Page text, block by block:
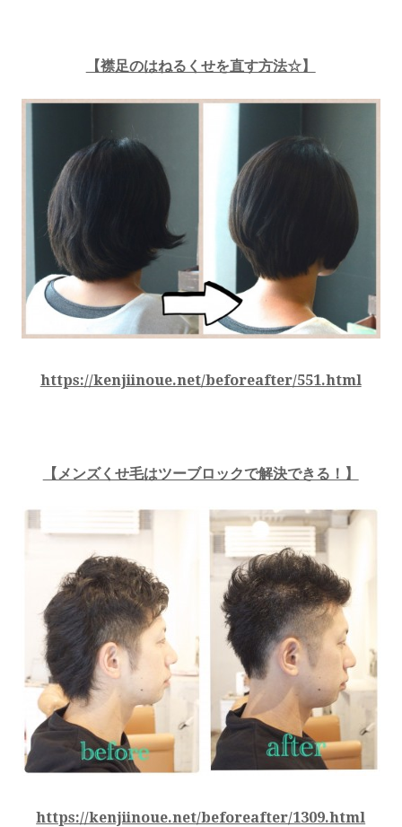
【襟足のはねるくせを直す方法☆】
https://kenjiinoue.net/beforeafter/551.html
【メンズくせ毛はツーブロックで解決できる！】
https://kenjiinoue.net/beforeafter/1309.html